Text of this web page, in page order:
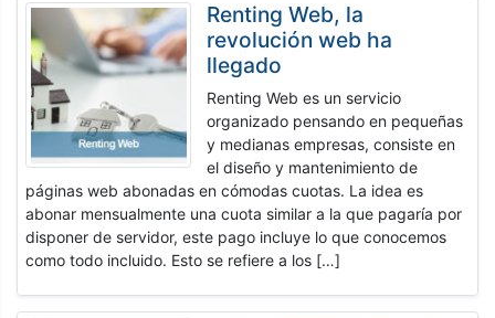
Renting Web, la
revolución web ha
llegado
Renting Web es un servicio
organizado pensando en pequeñas
y medianas empresas, consiste en
el diseño y mantenimiento de
páginas web abonadas en cómodas cuotas. La idea es
abonar mensualmente una cuota similar a la que pagaría por
disponer de servidor, este pago incluye lo que conocemos
como todo incluido. Esto se refiere a los […]